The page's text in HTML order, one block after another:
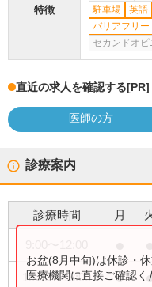
特徴
駐車場
英語
バリアフリー
セカンドオ
直近の求人を確認する[PR]
医師の方
診療案内
診療時間 月
15:00〜18:00 ●
お盆(8月中旬)は休診・
医療機関に直接ご確認く